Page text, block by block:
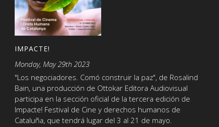
IMPACTE!
Monday, May 29th 2023
"Los negociadores. Comó construir la paz", de Rosalind
Bain, una producción de Ottokar Editora Audiovisual
participa en la sección oficial de la tercera edición de
Impacte! Festival de Cine y derechos humanos de
Cataluña, que tendrá lugar del 3 al 21 de mayo.